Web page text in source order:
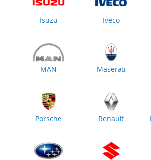
Isuzu Iveco
MAN Maserati
Porsche Renault